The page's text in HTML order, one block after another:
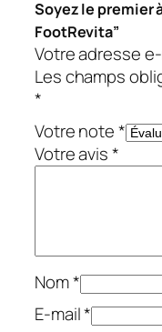
Soyez le premier
FootRevita”
Votre adresse
Les champs
*
Votre note*
Votre avis*
Nom*
E-mail*